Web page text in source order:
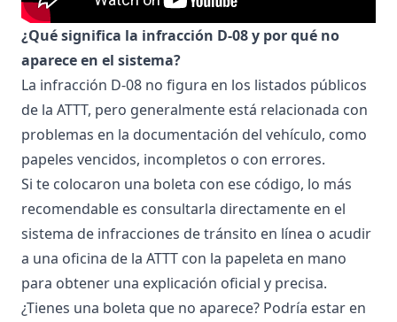
¿Qué significa la infracción D-08 y por qué no
aparece en el sistema?
La infracción D-08 no figura en los listados públicos
de la ATTT, pero generalmente está relacionada con
problemas en la documentación del vehículo, como
papeles vencidos, incompletos o con errores.
Si te colocaron una boleta con ese código, lo más
recomendable es consultarla directamente en el
sistema de infracciones de tránsito en línea o acudir
a una oficina de la ATTT con la papeleta en mano
para obtener una explicación oficial y precisa.
¿Tienes una boleta que no aparece? Podría estar en